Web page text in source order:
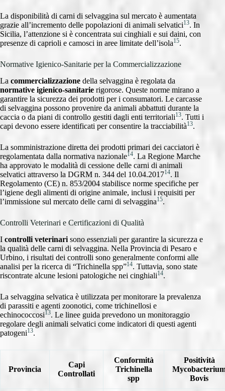
La disponibilità di carni di selvaggina sul mercato è aumentata
grazie all’incremento delle popolazioni di animali selvatici13. In
Sicilia, l’attenzione si è concentrata sui cinghiali e sui daini, con
presenze di caprioli e camosci in aree limitate dell’isola15.
Normative Igienico-Sanitarie per la Commercializzazione
La commercializzazione della selvaggina è regolata da
normative igienico-sanitarie rigorose. Queste norme mirano a
garantire la sicurezza dei prodotti per i consumatori. Le carcasse
di selvaggina possono provenire da animali abbattuti durante la
caccia o da piani di controllo gestiti dagli enti territoriali13. Tutti i
capi devono essere identificati per consentire la tracciabilità13.
La somministrazione diretta dei prodotti primari dei cacciatori è
regolamentata dalla normativa nazionale14. La Regione Marche
ha approvato le modalità di cessione delle carni di animali
selvatici attraverso la DGRM n. 344 del 10.04.201714. Il
Regolamento (CE) n. 853/2004 stabilisce norme specifiche per
l’igiene degli alimenti di origine animale, inclusi i requisiti per
l’immissione sul mercato delle carni di selvaggina15.
Controlli Veterinari e Certificazioni di Qualità
I controlli veterinari sono essenziali per garantire la sicurezza e
la qualità delle carni di selvaggina. Nella Provincia di Pesaro e
Urbino, i risultati dei controlli sono generalmente conformi alle
analisi per la ricerca di “Trichinella spp”14. Tuttavia, sono state
riscontrate alcune lesioni patologiche nei cinghiali14.
La selvaggina selvatica è utilizzata per monitorare la prevalenza
di parassiti e agenti zoonotici, come trichinellosi e
echinococcosi13. Le linee guida prevedono un monitoraggio
regolare degli animali selvatici come indicatori di questi agenti
patogeni13.
Provincia
Capi
Controllati
Conformità
Trichinella
spp
Positività
Bovis